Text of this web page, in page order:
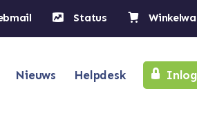
Status
Nieuws Helpdesk